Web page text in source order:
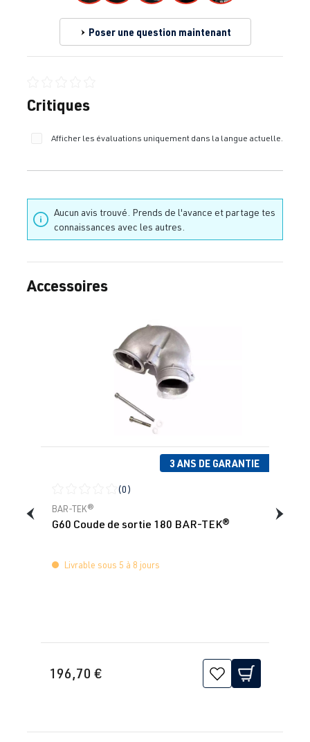
Poser une question maintenant
Note moyenne de 0 sur 5 étoiles
Critiques
Afficher les évaluations uniquement dans la langue actuelle.
Aucun avis trouvé. Prends de l'avance et partage tes
connaissances avec les autres.
Ignorer la galerie de produits
Accessoires
3 ANS DE GARANTIE
Note moyenne de 0 sur 5 étoiles
(0)
BAR-TEK®
G60 Coude de sortie 180 BAR-TEK®
Livrable sous 5 à 8 jours
196,70 €